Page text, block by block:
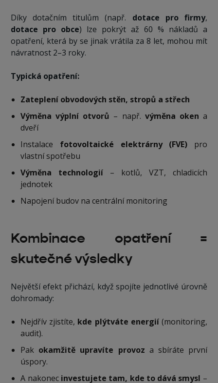
Díky dotačním titulům (např. dotace pro firmy,
dotace pro obce) lze pokrýt až 60 % nákladů a
opatření, která by se jinak vrátila za 8 let, mohou mít
návratnost 2–3 roky.
Typická opatření:
Zateplení obvodových stěn, stropů a střech
Výměna výplní otvorů – např. výměna oken a
dveří
Instalace fotovoltaické elektrárny (FVE) pro
vlastní spotřebu
Výměna technologií – kotlů, VZT, chladicích
jednotek
Napojení budov na centrální monitoring
Kombinace opatření =
skutečné výsledky
Největší efekt přichází, když spojíte jednotlivé úrovně
dohromady:
Nejdřív zjistíte, kde plýtváte energií(monitoring,
audit).
Pak okamžitě upravíte provoz a sbíráte první
úspory.
A nakonec investujete tam, kde to dává smysl –